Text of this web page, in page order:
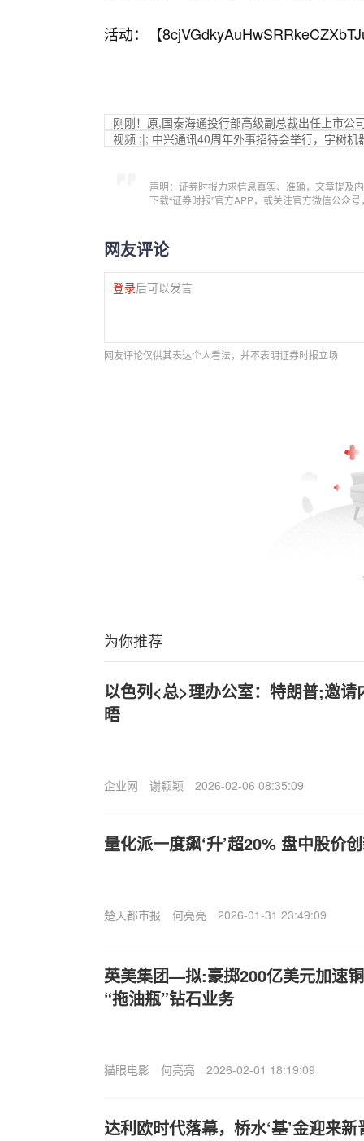
活动：【
刚刚！原,国泰海通投行部高级副总裁出任上市公
视频 ;|; 中兴通讯40周年外事招待会举行，宇树机
声明：证券时报力求信息真实、准确，文章提及
下载“证券时报”官方APP，或关注官方微信公众
网友评论
登录后可以发言
网友评论仅供其表达个人看法，并不表明证券时报立场
为你推荐
以色列<总>理办公室：特朗普;邀
晤
企业网 谢颖颖 2026-02-06 08:35:09
量化派一度飙‘升’超20% 盘中股价
楚天都市报 何亮亮 2026-01-31 23:49:09
英美集团—拟:豪掷200亿美元加速
“拖油瓶”钻石业务
猫眼电影 何亮亮 2026-02-01 18:19:09
达利欧时代落幕，桥水‘基’金迎来